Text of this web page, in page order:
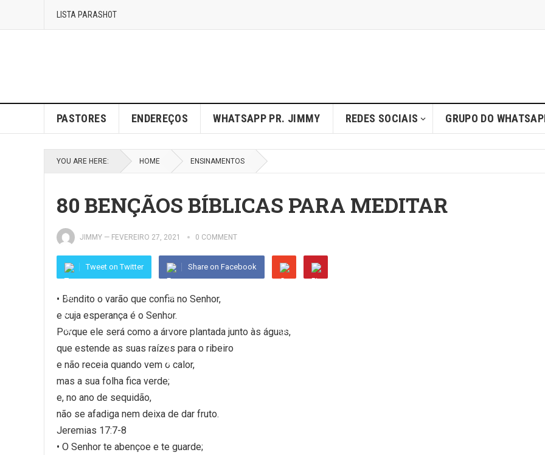
LISTA PARASHOT
PASTORES ENDEREÇOS WHATSAPP PR. JIMMY REDES SOCIAIS GRUPO DO
YOU ARE HERE: HOME ENSINAMENTOS
80 BENÇÃOS BÍBLICAS PARA MEDITAR
JIMMY — FEVEREIRO 27, 2021 0 COMMENT
Tweet on Twitter Share on Facebook
• Bendito o varão que confia no Senhor,
e cuja esperança é o Senhor.
Porque ele será como a árvore plantada junto às águas,
que estende as suas raízes para o ribeiro
e não receia quando vem o calor,
mas a sua folha fica verde;
e, no ano de sequidão,
não se afadiga nem deixa de dar fruto.
Jeremias 17:7-8
• O Senhor te abençoe e te guarde;